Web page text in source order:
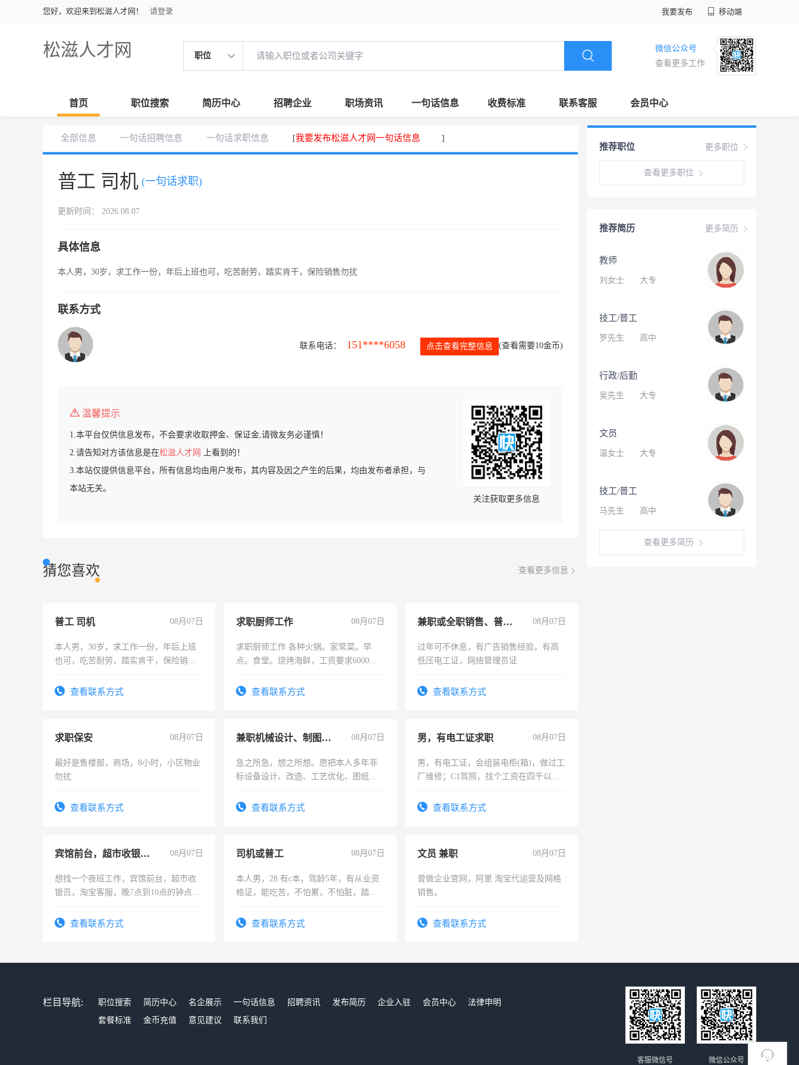
您好，欢迎来到松滋人才网！ 请登录 我要发布 移动端
松滋人才网 职位
微信公众号
查看更多工作
首页 职位搜索 简历中心 招聘企业 职场资讯 一句话信息 收费标准 联系客服 会员中心
全部信息 一句话招聘信息 一句话求职信息 [我要发布松滋人才网一句话信息 ]
普工 司机 (一句话求职)
更新时间： 2026.08.07
具体信息
本人男，30岁，求工作一份，年后上班也可，吃苦耐劳，踏实肯干，保险销售勿扰
联系方式
联系电话： 151****6058 点击查看完整信息 (查看需要10金币)
温馨提示
1.本平台仅供信息发布，不会要求收取押金、保证金,请微友务必谨慎！
2.请告知对方该信息是在松滋人才网
上看到的！
3.本站仅提供信息平台，所有信息均由用户发布，其内容及因之产生的后果，均由发布者承担，与
本站无关。
关注获取更多信息
猜您喜欢 查看更多信息
普工 司机 08月07日
本人男，30岁，求工作一份，年后上班
也可，吃苦耐劳，踏实肯干，保险销售
查看联系方式
求职厨师工作 08月07日
求职厨师工作 各种火锅。家常菜。早
点。食堂。烧烤海鲜，工资要求6000以
查看联系方式
兼职或全职销售、普工、维修 08月07日
过年可不休息，有广告销售经验，有高
低压电工证，网络管理员证
查看联系方式
求职保安 08月07日
最好是售楼部，商场，8小时，小区物业
勿扰
查看联系方式
兼职机械设计、制图、设备改造 08月07日
急之所急，想之所想。愿把本人多年非
标设备设计、改造、工艺优化、图纸制
结识有识之士，共享未来。
查看联系方式
男，有电工证求职 08月07日
男，有电工证，会组装电柜(箱)，做过工
厂维修；C1驾照，找个工资在四千以
电话查看联系方式
宾馆前台，超市收银员，淘宝客服 08月07日
想找一个夜班工作，宾馆前台，超市收
银员，淘宝客服，晚7点到10点的钟点
号同微信查看联系方式
司机或普工 08月07日
本人男，28.有c本，驾龄5年，有从业资
格证，能吃苦，不怕累，不怕脏，踏
查看联系方式
文员 兼职 08月07日
曾做企业官网，阿里 淘宝代运营及网格
销售。
查看联系方式
更多职位
推荐职位
查看更多职位
更多简历
推荐简历
教师
刘女士 · 大专
技工/普工
罗先生 · 高中
行政/后勤
吴先生 · 大专
文员
温女士 · 大专
技工/普工
马先生 · 高中
查看更多简历
栏目导航: 职位搜索 简历中心 名企展示 一句话信息 招聘资讯 发布简历 企业入驻 会员中心
法律申明
套餐标准
金币充值 意见建议 联系我们
微信公众号
客服微信号